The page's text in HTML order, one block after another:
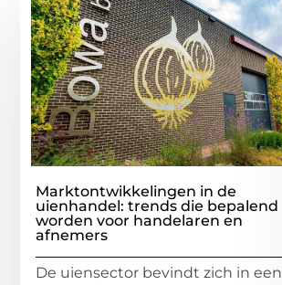
Marktontwikkelingen in de
uienhandel: trends die bepalend
worden voor handelaren en
afnemers
De uiensector bevindt zich in een